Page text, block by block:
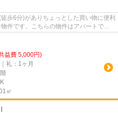
歩6分)がありちょっとした買い物に便利
件です。こちらの物件はアパートで
益費 5,000円)
礼：1ヶ月
㎡